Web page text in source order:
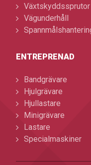
Växtskyddssprutor
Vägunderhåll
ENTREPRENAD
Bandgrävare
Hjulgrävare
Hjullastare
Minigrävare
Lastare
Specialmaskiner